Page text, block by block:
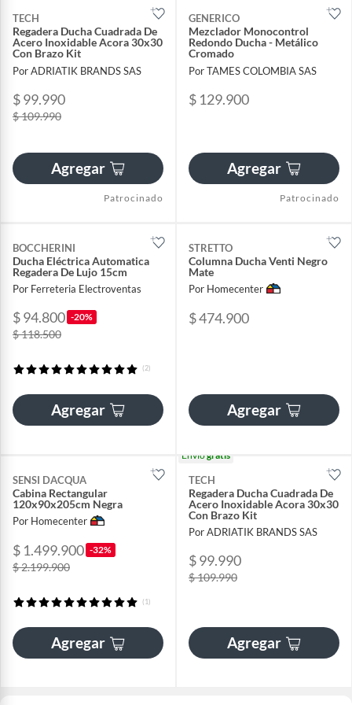
TECH
Regadera Ducha Cuadrada De
Acero Inoxidable Acora 30x30
Con Brazo Kit
Por ADRIATIK BRANDS SAS
$ 99.990
$ 109.990
Agregar
Patrocinado
GENERICO
Mezclador Monocontrol
Redondo Ducha - Metálico
Cromado
Por TAMES COLOMBIA SAS
$ 129.900
Agregar
Patrocinado
BOCCHERINI
Ducha Eléctrica Automatica
Regadera De Lujo 15cm
Por Ferreteria Electroventas
$ 94.800 -20%
$ 118.500
(2)
Agregar
STRETTO
Columna Ducha Venti Negro
Mate
Por Homecenter
$ 474.900
Agregar
SENSI DACQUA
Cabina Rectangular
120x90x205cm Negra
Por Homecenter
$ 1.499.900 -32%
$ 2.199.900
(1)
Agregar
Envíogratis
TECH
Regadera Ducha Cuadrada De
Acero Inoxidable Acora 30x30
Con Brazo Kit
Por ADRIATIK BRANDS SAS
$ 99.990
$ 109.990
Agregar